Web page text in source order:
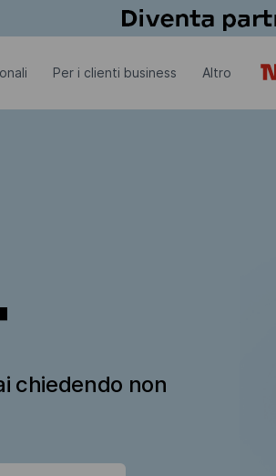
Per i clienti business Altro
chiedendo non